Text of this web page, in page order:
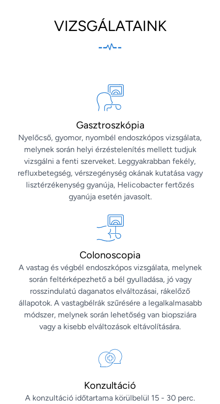
VIZSGÁLATAINK
Gasztroszkópia
Nyelőcső, gyomor, nyombél endoszkópos vizsgálata,
melynek során helyi érzéstelenítés mellett tudjuk
vizsgálni a fenti szerveket. Leggyakrabban fekély,
refluxbetegség, vérszegénység okának kutatása vagy
lisztérzékenység gyanúja, Helicobacter fertőzés
gyanúja esetén javasolt.
Colonoscopia
A vastag és végbél endoszkópos vizsgálata, melynek
során feltérképezhető a bél gyulladása, jó vagy
rosszindulatú daganatos elváltozásai, rákelőző
állapotok. A vastagbélrák szűrésére a legalkalmasabb
módszer, melynek során lehetőség van biopsziára
vagy a kisebb elváltozások eltávolítására.
Konzultáció
A konzultáció időtartama körülbelül 15 - 30 perc.